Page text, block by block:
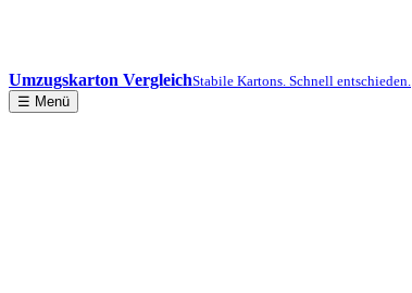
Umzugskarton VergleichStabile Kartons. Schnell entschieden.
☰ Menü